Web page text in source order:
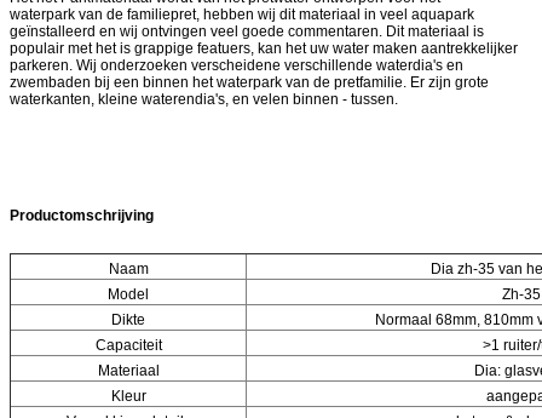
waterpark van de familiepret, hebben wij dit materiaal in veel aquapark
geïnstalleerd en wij ontvingen veel goede commentaren. Dit materiaal is
populair met het is grappige featuers, kan het uw water maken aantrekkelijker
parkeren. Wij onderzoeken verscheidene verschillende waterdia's en
zwembaden bij een binnen het waterpark van de pretfamilie. Er zijn grote
waterkanten, kleine waterendia's, en velen binnen - tussen.
Productomschrijving
Naam
Dia zh-35 van
Model
Zh-35
Dikte
Normaal 68mm, 810mm
Capaciteit
>1
Materiaal
Dia:
Kleur